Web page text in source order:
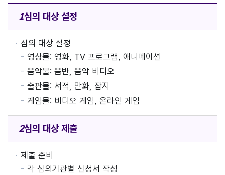
심의 대상설정
심의 대상 설정
영상물: 영화, TV 프로그램, 애니메이션
음악물: 음반, 음악 비디오
출판물: 서적, 만화, 잡지
게임물: 비디오 게임, 온라인 게임
심의 대상제출
제출 준비
각 심의기관별 신청서 작성